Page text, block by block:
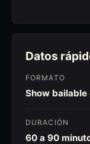
Datos
FORMATO
Show bailable
DURACIÓN
60 a 90